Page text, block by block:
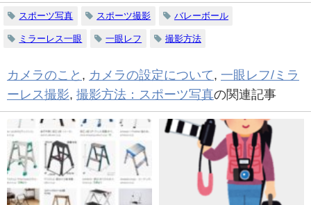
スポーツ写真 スポーツ撮影 バレーボール
ミラーレス一眼 一眼レフ 撮影方法
カメラのこと , カメラの設定について, 一眼レフ/ミラ
ーレス撮影, 撮影方法：スポーツ写真の関連記事